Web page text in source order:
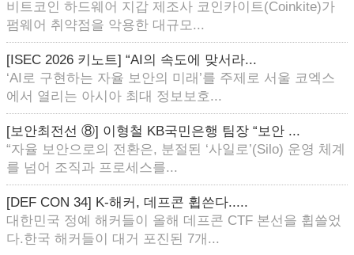
비트코인 하드웨어 지갑 제조사 코인카이트(Coinkite)가
펌웨어 취약점을 악용한 대규모...
[ISEC 2026 키노트] “AI의 속도에 맞서라...
‘AI로 구현하는 자율 보안의 미래’를 주제로 서울 코엑스
에서 열리는 아시아 최대 정보보호...
[보안최전선 ⑧] 이형철 KB국민은행 팀장 “보안 ...
“자율 보안으로의 전환은, 분절된 ‘사일로’(Silo) 운영 체계
를 넘어 조직과 프로세스를...
[DEF CON 34] K-해커, 데프콘 휩쓴다.....
대한민국 정예 해커들이 올해 데프콘 CTF 본선을 휩쓸었
다.한국 해커들이 대거 포진된 7개...